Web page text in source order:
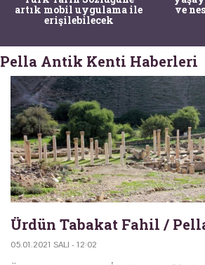
artık mobil uygulama ile
erişilebilecek
ve
Pella Antik Kenti Haberleri
Ürdün Tabakat Fahil /
05.01.2021 SALI - 12:02